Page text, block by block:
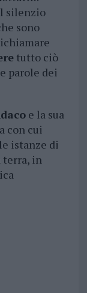
silenzio
sono
tutto ciò
parole dei
e la sua
con cui
istanze di
terra, in